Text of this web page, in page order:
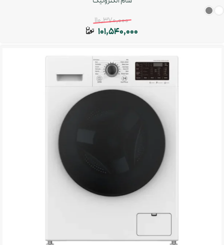
110,370,000
101,540,000